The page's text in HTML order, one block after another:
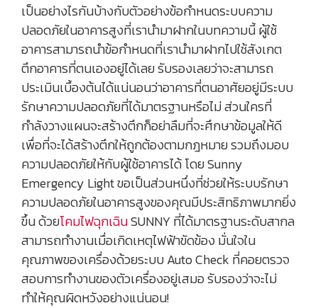
เป็นอย่างไรกันบ้างกับตัวอย่างข้อกำหนดระบบความ
ปลอดภัยในอาคารสูงที่เรานำมาฝากในบทความนี้ ผู้ใช้
อาคารสามารถนำข้อกำหนดที่เรานำมาฝากไปใช้สังเกต
ตึกอาคารที่ตนเองอยู่ได้เลย รับรองเลยว่าจะสามารถ
ประเมินเบื้องต้นได้แน่นอนว่าอาคารที่ตนอาศัยอยู่มีระบบ
รักษาความปลอดภัยที่ได้มาตรฐานหรือไม่ ส่วนใครที่
กำลังวางแผนจะสร้างตึกก็อย่าลืมที่จะศึกษาข้อมูลให้ดี
เพื่อที่จะได้สร้างตึกให้ถูกต้องตามกฎหมาย รวมถึงมอบ
ความปลอดภัยให้กับผู้ใช้อาคารได้ โดย Sunny
Emergency Light ขอเป็นส่วนหนึ่งที่ช่วยให้ระบบรักษา
ความปลอดภัยในอาคารสูงของคุณมีประสิทธิภาพมากยิ่ง
ขึ้น ด้วยโคมไฟฉุกเฉินSUNNY ที่ได้มาตรฐานระดับสากล
สามารถทำงานเมื่อเกิดเหตุไฟฟ้าขัดข้อง มั่นใจใน
คุณภาพของเครื่องด้วยระบบ Auto Check ที่คอยตรวจ
สอบการทำงานของตัวเครื่องอยู่เสมอ รับรองว่าจะไม่
ทำให้คุณผิดหวังอย่างแน่นอน!